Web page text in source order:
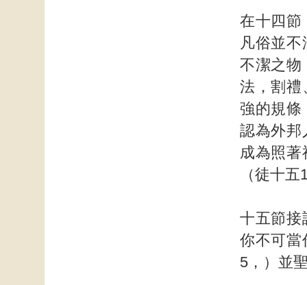
在十四節
凡俗並
不潔之物
法，割禮
強的規條
認為外邦
成為照著
（徒十
十五節接
你不可當
5，）並